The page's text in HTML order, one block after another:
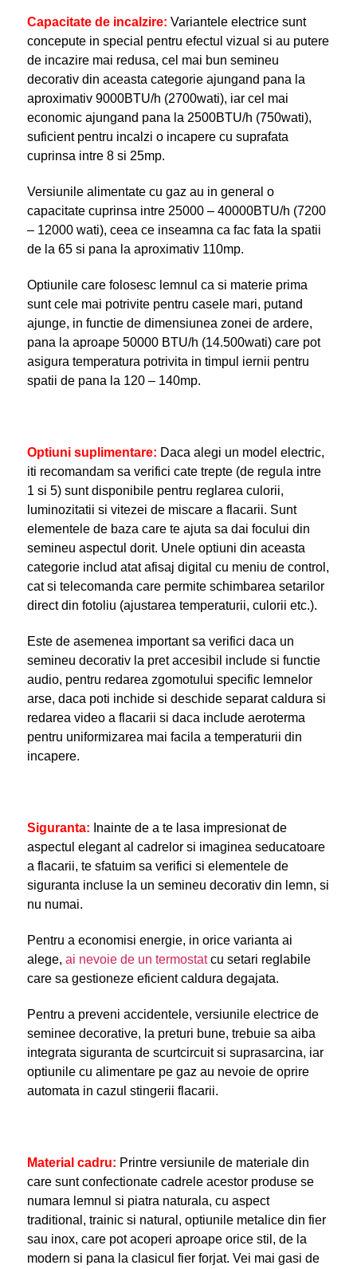
Capacitate de incalzire: Variantele electrice sunt
concepute in special pentru efectul vizual si au putere
de incazire mai redusa, cel mai bun semineu
decorativ din aceasta categorie ajungand pana la
aproximativ 9000BTU/h (2700wati), iar cel mai
economic ajungand pana la 2500BTU/h (750wati),
suficient pentru incalzi o incapere cu suprafata
cuprinsa intre 8 si 25mp.
Versiunile alimentate cu gaz au in general o
capacitate cuprinsa intre 25000 – 40000BTU/h (7200
– 12000 wati), ceea ce inseamna ca fac fata la spatii
de la 65 si pana la aproximativ 110mp.
Optiunile care folosesc lemnul ca si materie prima
sunt cele mai potrivite pentru casele mari, putand
ajunge, in functie de dimensiunea zonei de ardere,
pana la aproape 50000 BTU/h (14.500wati) care pot
asigura temperatura potrivita in timpul iernii pentru
spatii de pana la 120 – 140mp.
Optiuni suplimentare: Daca alegi un model electric,
iti recomandam sa verifici cate trepte (de regula intre
1 si 5) sunt disponibile pentru reglarea culorii,
luminozitatii si vitezei de miscare a flacarii. Sunt
elementele de baza care te ajuta sa dai focului din
semineu aspectul dorit. Unele optiuni din aceasta
categorie includ atat afisaj digital cu meniu de control,
cat si telecomanda care permite schimbarea setarilor
direct din fotoliu (ajustarea temperaturii, culorii etc.).
Este de asemenea important sa verifici daca un
semineu decorativ la pret accesibil include si functie
audio, pentru redarea zgomotului specific lemnelor
arse, daca poti inchide si deschide separat caldura si
redarea video a flacarii si daca include aeroterma
pentru uniformizarea mai facila a temperaturii din
incapere.
Siguranta: Inainte de a te lasa impresionat de
aspectul elegant al cadrelor si imaginea seducatoare
a flacarii, te sfatuim sa verifici si elementele de
siguranta incluse la un semineu decorativ din lemn, si
nu numai.
Pentru a economisi energie, in orice varianta ai
alege, ai nevoie de un termostatcu setari reglabile
care sa gestioneze eficient caldura degajata.
Pentru a preveni accidentele, versiunile electrice de
seminee decorative, la preturi bune, trebuie sa aiba
integrata siguranta de scurtcircuit si suprasarcina, iar
optiunile cu alimentare pe gaz au nevoie de oprire
automata in cazul stingerii flacarii.
Material cadru: Printre versiunile de materiale din
care sunt confectionate cadrele acestor produse se
numara lemnul si piatra naturala, cu aspect
traditional, trainic si natural, optiunile metalice din fier
sau inox, care pot acoperi aproape orice stil, de la
modern si pana la clasicul fier forjat. Vei mai gasi de